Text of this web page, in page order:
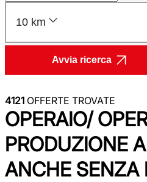
10 km
Avvia ricerca
4121 OFFERTE TROVATE
OPERAIO/
PRODUZIONE
ANCHE SENZA